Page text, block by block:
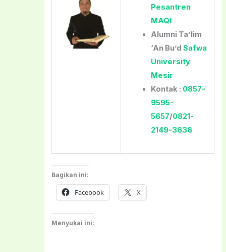
Pesantren
MAQI
Alumni Ta’lim
‘An Bu’d Safwa
University
Mesir
Kontak : 0857-
9595-
5657/0821-
2149-3636
Bagikan ini:
Facebook X
Menyukai ini: